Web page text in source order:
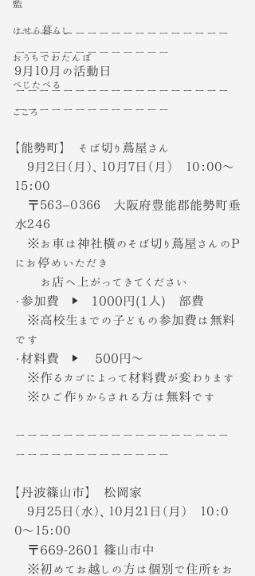
藍
けせら暮らし
おうちでわたんぼ
べじたべる
こころ
ーーーーーーーーーーーーーーーーーー
ーーーーーーーーーーーーー
９月１０月の活動日
ーーーーーーーーーーーーーーーーーー
ーーーーーーーーーーーーー
【能勢町】　そば切り蔦屋さん
９月２日（月）、１０月７日（月）　１０：００〜
１５：００
〒５６３−０３６６　大阪府豊能郡能勢町垂
水２４６
※お車は神社横のそば切り蔦屋さんのP
にお停めいただき
お店へ上がってきてください
・参加費　▶　1000円(1人)　部費
※高校生までの子どもの参加費は無料
です
・材料費　▶︎　 500円〜
※作るカゴによって材料費が変わります
※ひご作りからされる方は無料です
ーーーーーーーーーーーーーーーーーー
ーーーーーーーーーーーーー
【丹波篠山市】　松岡家
９月２５日（水）、１０月２１日（月）　１０：０
０〜１５：００
〒669-2601 篠山市中
※初めてお越しの方は個別で住所をお